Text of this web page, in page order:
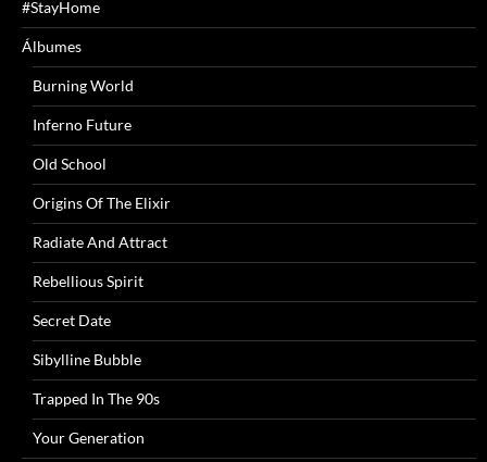
#StayHome
Álbumes
Burning World
Inferno Future
Old School
Origins Of The Elixir
Radiate And Attract
Rebellious Spirit
Secret Date
Sibylline Bubble
Trapped In The 90s
Your Generation